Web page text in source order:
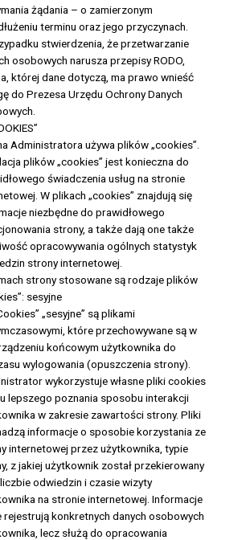
żądania – o zamierzonym
terminu oraz jego przyczynach.
stwierdzenia, że przetwarzanie
osobowych narusza przepisy RODO,
której dane dotyczą, ma prawo wnieść
do Prezesa Urzędu Ochrony Danych
Administratora używa plików „cookies”.
plików „cookies” jest konieczna do
świadczenia usług na stronie
W plikach „cookies” znajdują się
niezbędne do prawidłowego
strony, a także dają one także
opracowywania ogólnych statystyk
strony internetowej.
strony stosowane są rodzaje plików
sesyjne
„sesyjne” są plikami
które przechowywane są w
końcowym użytkownika do
wylogowania (opuszczenia strony).
wykorzystuje własne pliki cookies
lepszego poznania sposobu interakcji
w zakresie zawartości strony. Pliki
informacje o sposobie korzystania ze
internetowej przez użytkownika, typie
z jakiej użytkownik został przekierowany
odwiedzin i czasie wizyty
na stronie internetowej. Informacje
rejestrują konkretnych danych osobowych
lecz służą do opracowania